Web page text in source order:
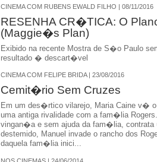
CINEMA COM RUBENS EWALD FILHO | 08/11/2016
RESENHA CR�TICA: O
(Maggie�s Plan)
Exibido na recente Mostra de S�o Paulo
resultado � descart�vel
CINEMA COM FELIPE BRIDA | 23/08/2016
Cemit�rio Sem Cruzes
Em um des�rtico vilarejo, Maria Caine v�
uma antiga rivalidade com a fam�lia
vingan�a e sem ajuda da fam�lia, contrata
destemido, Manuel invade o rancho dos
daquela fam�lia inici...